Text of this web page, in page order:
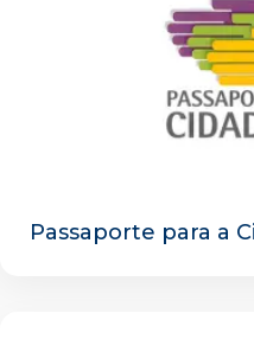
Passaporte para a